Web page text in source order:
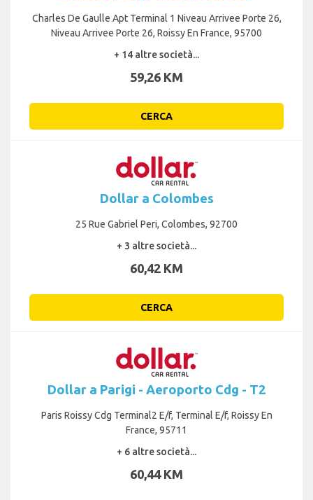
Charles De Gaulle Apt Terminal 1 Niveau Arrivee Porte 26,
Niveau Arrivee Porte 26, Roissy En France, 95700
+ 14 altre società...
59,26 KM
CERCA
Dollar a Colombes
25 Rue Gabriel Peri, Colombes, 92700
+ 3 altre società...
60,42 KM
CERCA
Dollar a Parigi - Aeroporto Cdg - T2
Paris Roissy Cdg Terminal2 E/f, Terminal E/f, Roissy En
France, 95711
+ 6 altre società...
60,44 KM